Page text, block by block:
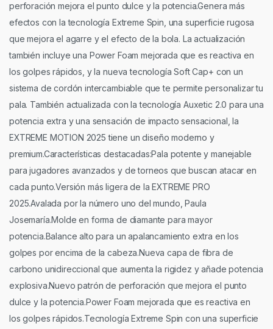
perforación mejora el punto dulce y la potencia.Genera más
efectos con la tecnología Extreme Spin, una superficie rugosa
que mejora el agarre y el efecto de la bola. La actualización
también incluye una Power Foam mejorada que es reactiva en
los golpes rápidos, y la nueva tecnología Soft Cap+ con un
sistema de cordón intercambiable que te permite personalizar tu
pala. También actualizada con la tecnología Auxetic 2.0 para una
potencia extra y una sensación de impacto sensacional, la
EXTREME MOTION 2025 tiene un diseño moderno y
premium.Características destacadas:Pala potente y manejable
para jugadores avanzados y de torneos que buscan atacar en
cada punto.Versión más ligera de la EXTREME PRO
2025.Avalada por la número uno del mundo, Paula
Josemaría.Molde en forma de diamante para mayor
potencia.Balance alto para un apalancamiento extra en los
golpes por encima de la cabeza.Nueva capa de fibra de
carbono unidireccional que aumenta la rigidez y añade potencia
explosiva.Nuevo patrón de perforación que mejora el punto
dulce y la potencia.Power Foam mejorada que es reactiva en
los golpes rápidos.Tecnología Extreme Spin con una superficie